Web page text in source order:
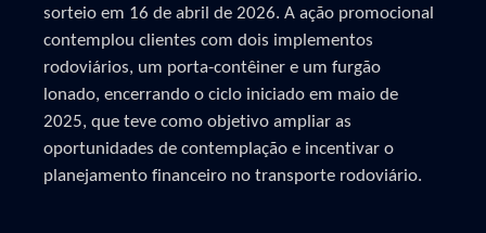
sorteio em 16 de abril de 2026. A ação promocional
contemplou clientes com dois implementos
rodoviários, um porta-contêiner e um furgão
lonado, encerrando o ciclo iniciado em maio de
2025, que teve como objetivo ampliar as
oportunidades de contemplação e incentivar o
planejamento financeiro no transporte rodoviário.